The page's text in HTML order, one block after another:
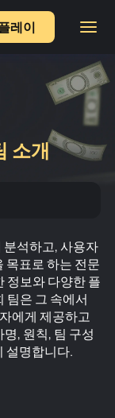
레이
소개
분석하고, 사용자
목표로 하는 전문
정보와 다양한 플
팀은 그 속에서
에게 제공하고
, 원칙, 팀 구성
설명합니다.